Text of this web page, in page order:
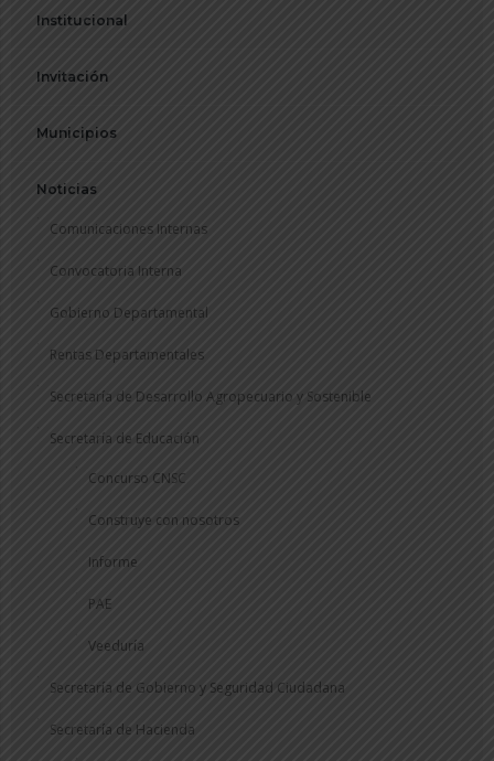
Institucional
Invitación
Municipios
Noticias
Comunicaciones Internas
Convocatoria Interna
Gobierno Departamental
Rentas Departamentales
Secretaría de Desarrollo Agropecuario y Sostenible
Secretaría de Educación
Concurso CNSC
Construye con nosotros
Informe
PAE
Veeduría
Secretaría de Gobierno y Seguridad Ciudadana
Secretaría de Hacienda